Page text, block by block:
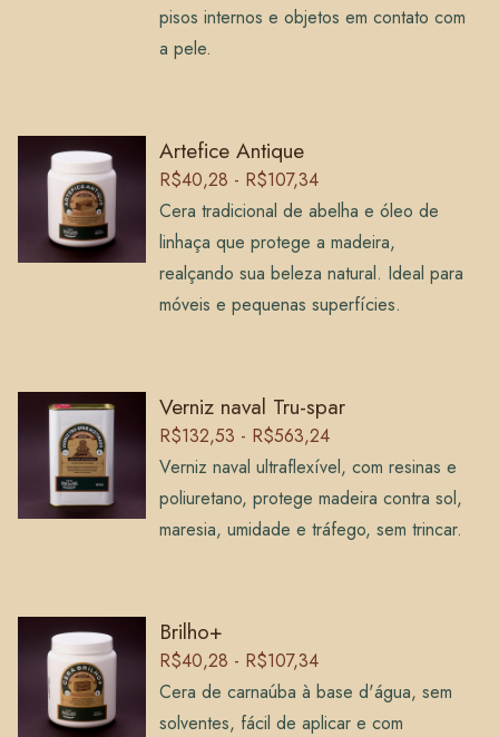
pisos internos e objetos em contato com
a pele.
Artefice Antique
R$40,28 - R$107,34
Cera tradicional de abelha e óleo de
linhaça que protege a madeira,
realçando sua beleza natural. Ideal para
móveis e pequenas superfícies.
Verniz naval Tru-spar
R$132,53 - R$563,24
Verniz naval ultraflexível, com resinas e
poliuretano, protege madeira contra sol,
maresia, umidade e tráfego, sem trincar.
Brilho+
R$40,28 - R$107,34
Cera de carnaúba à base d'água, sem
solventes, fácil de aplicar e com